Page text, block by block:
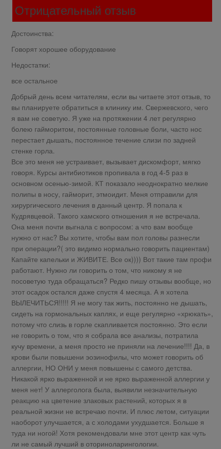
Отрицательный отзыв
Достоинства:
Говорят хорошее оборудование
Недостатки:
все остальное
Добрый день всем читателям, если вы читаете этот отзыв, то
вы планируете обратиться в клинику им. Свержевского, чего
я вам не советую. Я уже на протяжении 4 лет регулярно
болею гайморитом, постоянные головные боли, часто нос
перестает дышать, постоянное течение слизи по задней
стенке горла.
Все это меня не устраивает, вызывает дискомфорт, мягко
говоря. Курсы антибиотиков пропивала в год 4-5 раз в
основном осенью-зимой. КТ показало неоднократно мелкие
полипы в носу, гайморит, этмоидит. Меня отправили для
хирургического лечения в данный центр. Я попала к
Кудрявцевой. Такого хамского отношения я не встречала.
Она меня почти выгнала с вопросом: а что вам вообще
нужно от нас? Вы хотите, чтобы вам пол головы разнесли
при операции?( это видимо нормально говорить пациентам)
Капайте капельки и ЖИВИТЕ. Все ок)))) Вот такие там профи
работают. Нужно ли говорить о том, что никому я не
посоветую туда обращаться? Редко пишу отзывы вообще, но
этот осадок остался даже спустя 4 месяца. А я хотела
ВЫЛЕЧИТЬСЯ!!!!! Я не могу так жить, постоянно не дышать,
сидеть на гормональных каплях, и еще регулярно «хрюкать»,
потому что слизь в горле скапливается постоянно. Это если
не говорить о том, что я собрала все анализы, потратила
кучу времени, а меня просто не приняли на лечение!!!! Да, в
крови были повышени эозинофилы, что может говорить об
аллергии, НО ОНИ у меня повышены с самого детства.
Никакой ярко выраженной и не ярко выраженной аллергии у
меня нет! У аллерголога была, выявили незначительную
реакцию на цветение злаковых растений, которых я в
реальной жизни не встречаю почти. И плюс летом, ситуации
наоборот улучшается, а с холодами ухудшается. Больше я
туда ни ногой! Хотя рекомендовали мне этот центр как чуть
ли не самый лучший в оториноларингологии.